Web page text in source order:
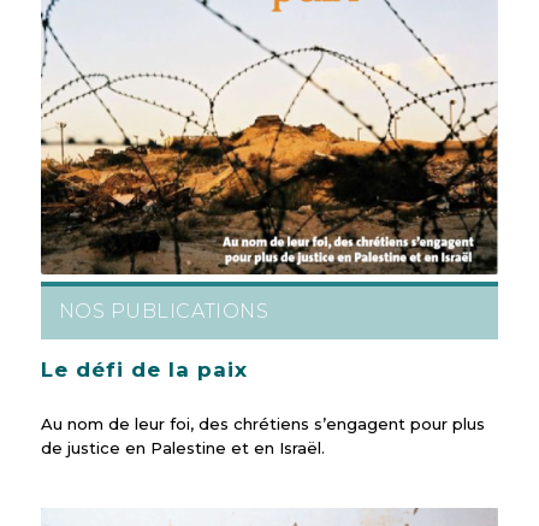
NOS PUBLICATIONS
Le défi de la paix
Au nom de leur foi, des chrétiens s’engagent pour plus
de justice en Palestine et en Israël.